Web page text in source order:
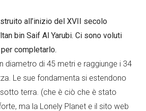
all’inizio del XVII secolo
bin Saif Al Yarubi. Ci sono voluti
completarlo.
diametro di 45 metri e raggiunge i 34
Le sue fondamenta si estendono
terra. (che è ciò che è stato
ma la Lonely Planet e il sito web